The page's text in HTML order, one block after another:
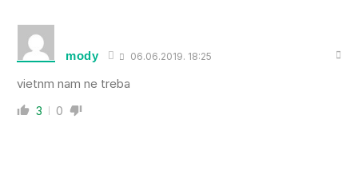
mody 06.06.2019. 18:25
vietnm nam ne treba
3 0